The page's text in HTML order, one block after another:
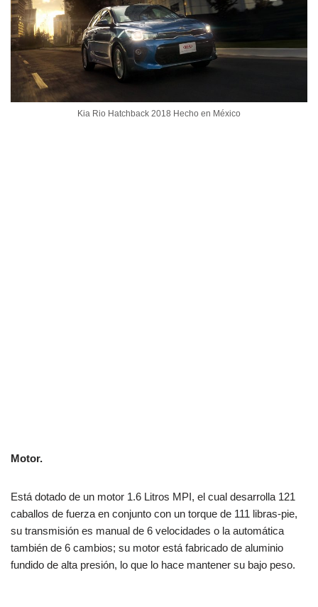
Kia Rio Hatchback 2018 Hecho en México
Motor.
Está dotado de un motor 1.6 Litros MPI, el cual desarrolla 121
caballos de fuerza en conjunto con un torque de 111 libras-pie,
su transmisión es manual de 6 velocidades o la automática
también de 6 cambios; su motor está fabricado de aluminio
fundido de alta presión, lo que lo hace mantener su bajo peso.